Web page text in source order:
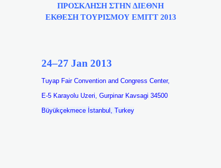
ΠΡΟΣΚΛΗΣΗ ΣΤΗΝ ΔΙΕΘΝΗ
ΕΚΘΕΣΗ ΤΟΥΡΙΣΜΟΥ EMITT2013
24–27 Jan 2013
Tuyap Fair Convention and Congress Center,
E-5 Karayolu Uzeri, Gurpinar Kavsagi 34500
Büyükçekmece İstanbul, Turkey